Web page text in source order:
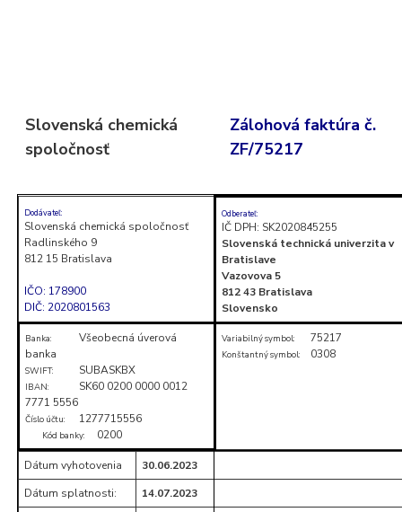
Enter)Slovenská chemická
spoločnosť
Zálohová faktúra č.
ZF/75217
Dodávateľ:
Slovenská chemická spoločnosť
Radlinského 9
812 15 Bratislava
IČO: 178900
DIČ: 2020801563
Odberateľ:
IČ DPH: SK2020845255
Slovenská technická univerzita v
Bratislave
Vazovova 5
812 43 Bratislava
Slovensko
Banka:
Všeobecná úverová
banka
SWIFT: SUBASKBX
IBAN:
SK60 0200 0000 0012
7771 5556
Číslo účtu: 1277715556
Kód banky: 0200
Variabilný symbol: 75217
Konštantný symbol: 0308
Dátum vyhotovenia
30.06.2023
Dátum splatnosti:
14.07.2023